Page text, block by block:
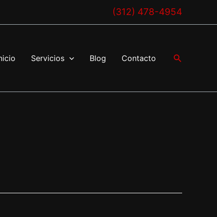
(312) 478-4954
Servicios Blog Contacto Buscar